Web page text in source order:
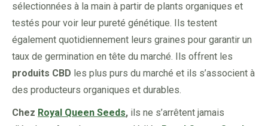
sélectionnées à la main à partir de plants organiques et
testés pour voir leur pureté génétique. Ils testent
également quotidiennement leurs graines pour garantir un
taux de germination en tête du marché. Ils offrent les
produits CBD les plus purs du marché et ils s’associent à
des producteurs organiques et durables.
Chez Royal Queen Seeds, ils ne s’arrêtent jamais